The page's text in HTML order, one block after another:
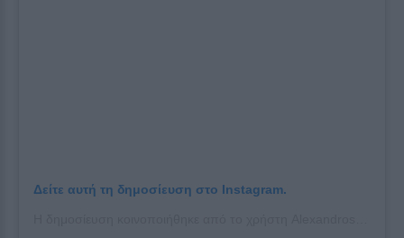
Δείτε αυτή τη δημοσίευση στο Instagram.